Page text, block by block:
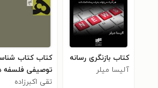
کتاب بازنگری رسانه
آلیسا میلر
کتاب کتاب
توصیفی فلسفه
تقی اکبرزاده